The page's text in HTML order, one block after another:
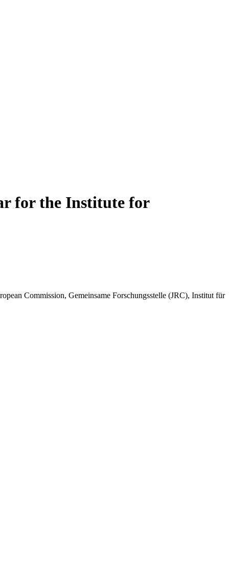
for the Institute for
Commission, Gemeinsame Forschungsstelle (JRC), Institut für